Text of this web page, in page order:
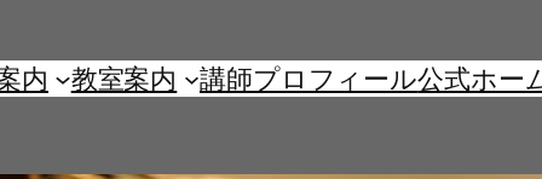
内 教室案内 講師プロフィール公式ホー